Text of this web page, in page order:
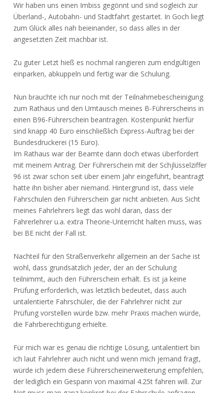
Wir haben uns einen Imbiss gegönnt und sind sogleich zur
Überland-, Autobahn- und Stadtfahrt gestartet. In Goch liegt
zum Glück alles nah beieinander, so dass alles in der
angesetzten Zeit machbar ist.
Zu guter Letzt hieß es nochmal rangieren zum endgültigen
einparken, abkuppeln und fertig war die Schulung.
Nun brauchte ich nur noch mit der Teilnahmebescheinigung
zum Rathaus und den Umtausch meines B-Führerscheins in
einen B96-Führerschein beantragen. Kostenpunkt hierfür
sind knapp 40 Euro einschließlich Express-Auftrag bei der
Bundesdruckerei (15 Euro).
Im Rathaus war der Beamte dann doch etwas überfordert
mit meinem Antrag. Der Führerschein mit der Schjlüsselziffer
96 ist zwar schon seit über einem Jahr eingeführt, beantragt
hatte ihn bisher aber niemand. Hintergrund ist, dass viele
Fahrschulen den Führerschein gar nicht anbieten. Aus Sicht
meines Fahrlehrers liegt das wohl daran, dass der
Fahrerlehrer u.a. extra Theorie-Unterricht halten muss, was
bei BE nicht der Fall ist.
Nachteil für den Straßenverkehr allgemein an der Sache ist
wohl, dass grundsätzlich jeder, der an der Schulung
teilnimmt, auch den Führerschein erhält. Es ist ja keine
Prüfung erforderlich, was letztlich bedeutet, dass auch
untalentierte Fahrschüler, die der Fahrlehrer nicht zur
Prüfung vorstellen würde bzw. mehr Praxis machen würde,
die Fahrberechtigung erhielte.
Für mich war es genau die richtige Lösung, untalentiert bin
ich laut Fahrlehrer auch nicht und wenn mich jemand fragt,
würde ich jedem diese Führerscheinerweiterung empfehlen,
der lediglich ein Gespann von maximal 4.25t fahren will. Zur